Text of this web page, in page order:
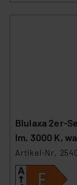
Blulaxa 2er-
lm, 3000 K,
Artikel-Nr.